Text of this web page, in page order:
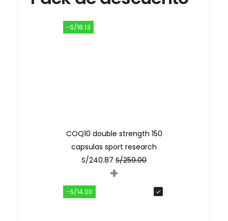
-S/18.13
COQ10 double strength 150
capsulas sport research
S/240.87 S/259.00
+
-S/14.00